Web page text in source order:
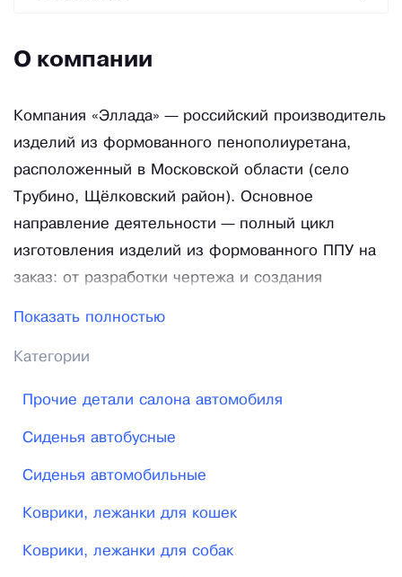
О компании
Компания «Эллада» — российский производитель
изделий из формованного пенополиуретана,
расположенный в Московской области (село
Трубино, Щёлковский район). Основное
направление деятельности — полный цикл
изготовления изделий из формованного ППУ на
заказ: от разработки чертежа и создания
пенолитья: жидкие компоненты смешиваются под
высоким давлением на оборудовании Cannon и
нужной конфигурации — на выходе получается
готовое изделие без отходов и дополнительной
применяются высококачественные полиолы и
Показать полностью
Категории
Прочие детали салона автомобиля
Сиденья автобусные
Сиденья автомобильные
Коврики, лежанки для кошек
Коврики, лежанки для собак